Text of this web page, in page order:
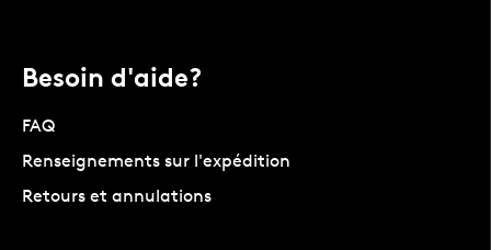
Besoin d'aide?
FAQ
Renseignements sur l'expédition
Retours et annulations